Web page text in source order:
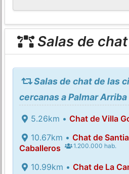
Salas de
Salas de chat de las
cercanas a Palmar Arriba
5.26km • Chat de Villa
10.67km • Chat de
Caballeros
1.200.000 hab.
10.99km • Chat de La